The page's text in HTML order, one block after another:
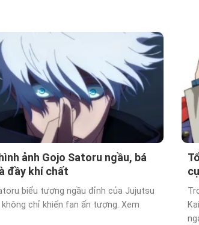
ảnh Gojo Satoru ngầu, bá
đầy khí chất
biểu tượng ngầu đỉnh của Jujutsu
không chỉ khiến fan ấn tượng. Xem